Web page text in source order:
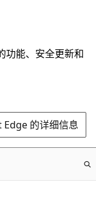
能、安全更新和
的详细信息